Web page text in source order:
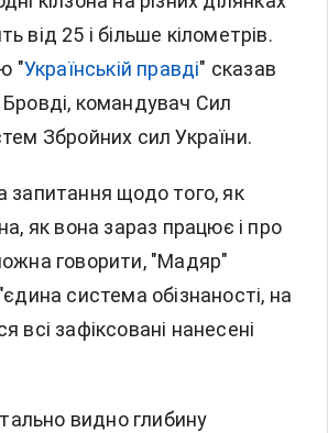
від 25 і більше кілометрів.
"Українській правді" сказав
командувач Сил
Збройних сил України.
запитання щодо того, як
як вона зараз працює і про
говорити, "Мадяр"
система обізнаності, на
всі зафіксовані нанесені
видно глибину